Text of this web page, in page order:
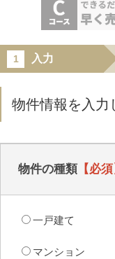
1 入力
物件情報を入力
物件の種類
一戸建て
マンション